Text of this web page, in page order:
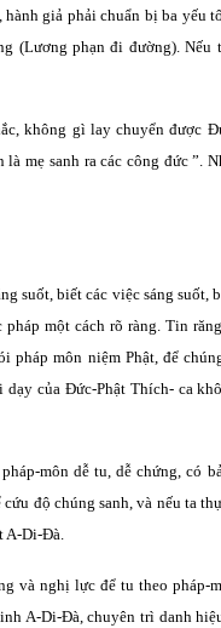
giả phải chuẩn bị ba yếu
(Lương phạn đi đường). Nếu
không gì lay chuyển được
mẹ sanh ra các công đức ”.
suốt, biết các việc sáng
một cách rõ ràng. Tin
pháp môn niệm Phật, để
của Ðức-Phật Thích- ca
môn dễ tu, dễ chứng, có
độ chúng sanh, và nếu ta
A-Di-Ðà.
và nghị lực để tu theo pháp-
A-Di-Ðà, chuyên trì danh